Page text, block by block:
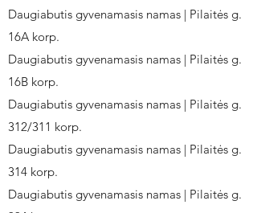
Daugiabutis gyvenamasis namas | Pilaitės g.
16A korp.
Daugiabutis gyvenamasis namas | Pilaitės g.
16B korp.
Daugiabutis gyvenamasis namas | Pilaitės g.
312/311 korp.
Daugiabutis gyvenamasis namas | Pilaitės g.
314 korp.
Daugiabutis gyvenamasis namas | Pilaitės g.